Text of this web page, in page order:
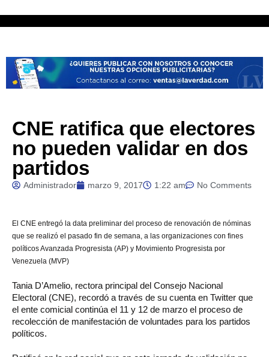
CNE ratifica que electores
no pueden validar en dos
partidos
Administrador marzo 9, 2017 1:22 am No Comments
El CNE entregó la data preliminar del proceso de renovación de nóminas
que se realizó el pasado fin de semana, a las organizaciones con fines
políticos Avanzada Progresista (AP) y Movimiento Progresista por
Venezuela (MVP)
Tania D’Amelio, rectora principal del Consejo Nacional
Electoral (CNE), recordó a través de su cuenta en Twitter que
el ente comicial continúa el 11 y 12 de marzo el proceso de
recolección de manifestación de voluntades para los partidos
políticos.